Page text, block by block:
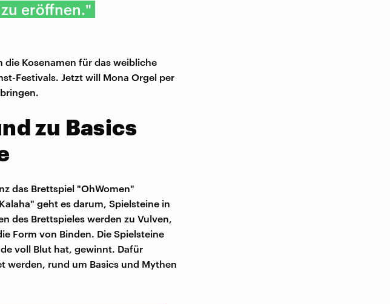
eröffnen."
Kosenamen für das weibliche
Festivals. Jetzt will Mona Orgel per
zu Basics
das Brettspiel "OhWomen"
geht es darum, Spielsteine in
des Brettspieles werden zu Vulven,
Form von Binden. Die Spielsteine
voll Blut hat, gewinnt. Dafür
werden, rund um Basics und Mythen